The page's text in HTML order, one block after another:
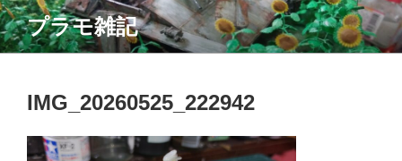
コ
ン
テ
プラモ雑記
IMG_20260525_222942